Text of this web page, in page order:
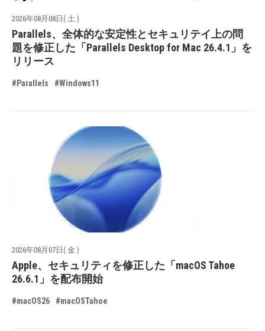
2026年08月08日( 土 )
Parallels、全体的な安定性とセキュリテイ上の問
題を修正した「Parallels Desktop for Mac 26.4.1」を
リリース
#Parallels #Windows11
2026年08月07日( 金 )
Apple、セキュリティを修正した「macOS Tahoe
26.6.1」を配布開始
#macOS26 #macOSTahoe